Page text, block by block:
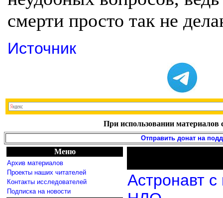
смерти просто так не
Источник
При использовании материалов
Отправить донат на
Меню
Архив материалов
Проекты наших читателей
Контакты исследователей
Подписка на новости
Астронавт